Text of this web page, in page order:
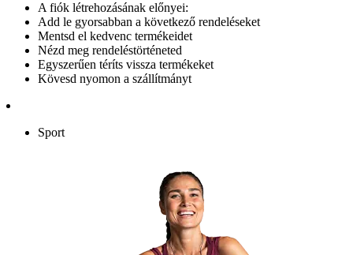
A fiók létrehozásának előnyei:
Add le gyorsabban a következő rendeléseket
Mentsd el kedvenc termékeidet
Nézd meg rendeléstörténeted
Egyszerűen téríts vissza termékeket
Kövesd nyomon a szállítmányt
Sport